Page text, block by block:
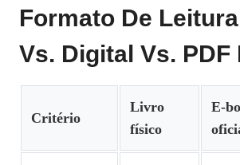
Formato De
Vs. Digital Vs. PDF
Critério
Livro
físico